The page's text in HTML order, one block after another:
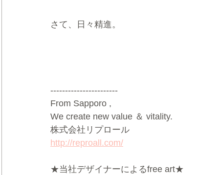
さて、日々精進。
-----------------------
From Sapporo ,
We create new value ＆ vitality.
株式会社リプロール
http://reproall.com/
★当社デザイナーによるfree art★